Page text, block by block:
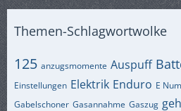
Themen-Schlagwortwolke
125 anzugsmomente Auspuff
Einstellungen Elektrik Enduro E
Gabelschoner Gasannahme Gaszug